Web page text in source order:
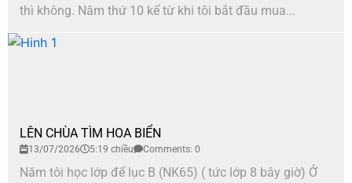
thì không. Năm thứ 10 kể từ khi tôi bắt đầu mua...
LÊN CHÙA TÌM HOA BIỂN
13/07/2026 5:19 chiều Comments: 0
Năm tôi học lớp để lục B (NK65) ( tức lớp 8 bây giờ) Ở